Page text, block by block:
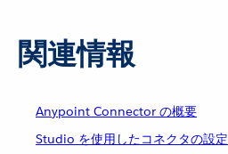
関連情報
Anypoint Connector の概要
Studio を使用したコネクタの設定